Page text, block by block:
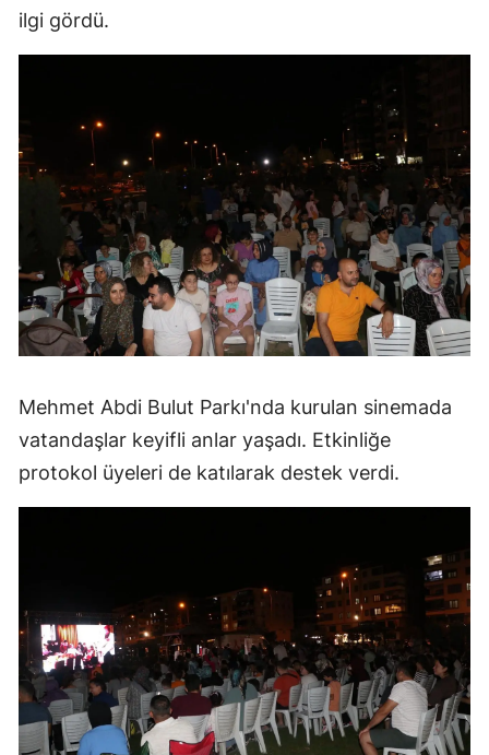
ilgi gördü.
Mehmet Abdi Bulut Parkı'nda kurulan sinemada
vatandaşlar keyifli anlar yaşadı. Etkinliğe
protokol üyeleri de katılarak destek verdi.